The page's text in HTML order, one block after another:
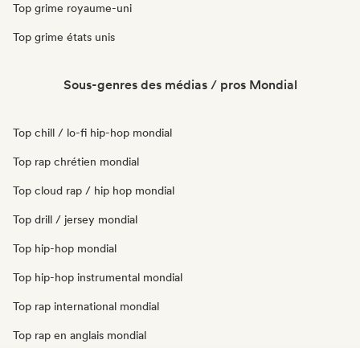
Top grime royaume-uni
Top grime états unis
Sous-genres des médias / pros Mondial
Top chill / lo-fi hip-hop mondial
Top rap chrétien mondial
Top cloud rap / hip hop mondial
Top drill / jersey mondial
Top hip-hop mondial
Top hip-hop instrumental mondial
Top rap international mondial
Top rap en anglais mondial